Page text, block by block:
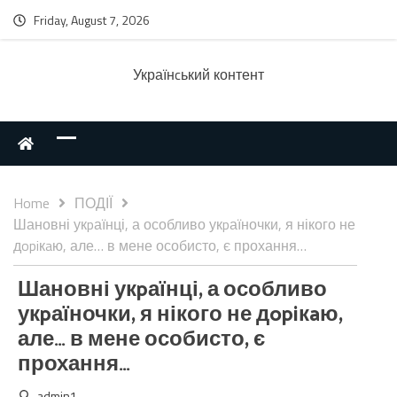
Friday, August 7, 2026
Українcький контент
Home
ПОДІЇ
Шановні укpаїнці, а особливо укpаїночки, я нікого не
дopiкaю, але… в мене особисто, є прохання…
Шановні укpаїнці, а особливо
укpаїночки, я нікого не дopiкaю,
але… в мене особисто, є
прохання…